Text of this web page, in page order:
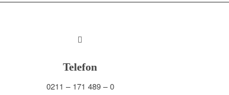
Telefon
0211 – 171 489 – 0